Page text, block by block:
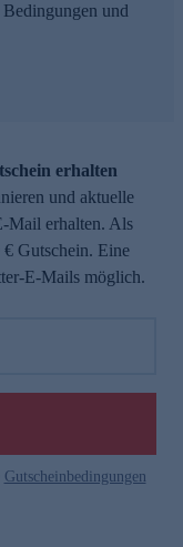
und
erhalten
und aktuelle
Mail erhalten. Als
€ Gutschein. Eine
E-Mails möglich.
Gutscheinbedingungen